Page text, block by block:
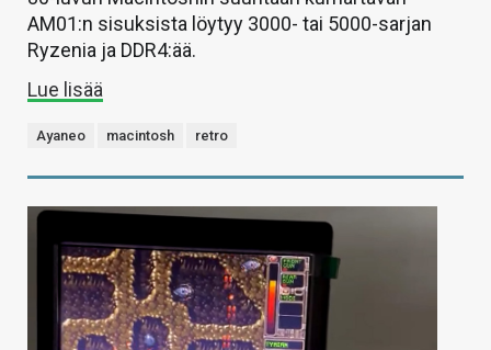
AM01:n sisuksista löytyy 3000- tai 5000-sarjan
Ryzenia ja DDR4:ää.
Lue lisää
Ayaneo macintosh retro